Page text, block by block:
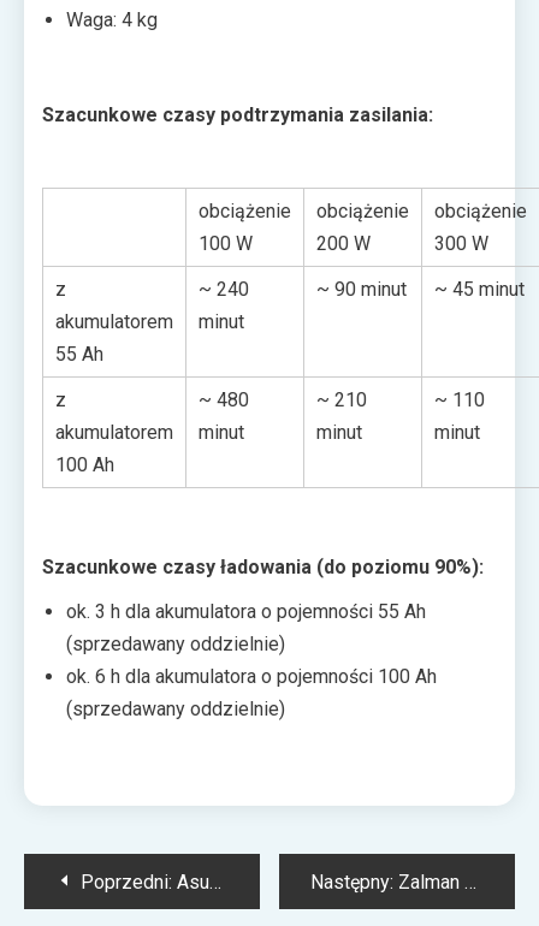
Waga: 4 kg
Szacunkowe czasy podtrzymania zasilania:
obciążenie
100 W
obciążenie
200 W
obciążenie
300 W
z
akumulatorem
55 Ah
~ 240
minut
~ 90 minut ~ 45 minut
z
akumulatorem
100 Ah
~ 480
minut
~ 210
minut
~ 110
minut
Szacunkowe czasy ładowania (do poziomu 90%):
ok. 3 h dla akumulatora o pojemności 55 Ah
(sprzedawany oddzielnie)
ok. 6 h dla akumulatora o pojemności 100 Ah
(sprzedawany oddzielnie)
Nawigacja
Poprzedni: Asustor AS-U2.5G – co dwa gigabity to nie jeden Następny: Zalman X3 White – solidna i elegancka obudowa PC z segmentu premium